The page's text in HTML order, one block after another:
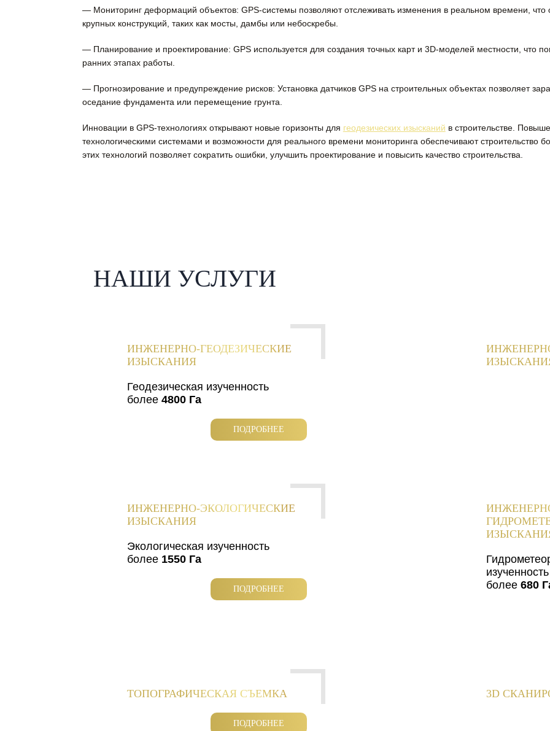
— Мониторинг деформаций объектов: GPS-системы позволяют отслеживать изменения в реальном времени, что
крупных конструкций, таких как мосты, дамбы или небоскребы.
— Планирование и проектирование: GPS используется для создания точных карт и 3D-моделей местности, что
ранних этапах работы.
— Прогнозирование и предупреждение рисков: Установка датчиков GPS на строительных объектах позволяет
оседание фундамента или перемещение грунта.
Инновации в GPS-технологиях открывают новые горизонты для геодезических изысканий в строительстве.
технологическими системами и возможности для реального времени мониторинга обеспечивают
этих технологий позволяет сократить ошибки, улучшить проектирование и повысить качество строительства.
НАШИ УСЛУГИ
ИНЖЕНЕРНО-ГЕОДЕЗИЧЕСКИЕ
ИЗЫСКАНИЯ
Геодезическая изученность
более 4800 Га
ПОДРОБНЕЕ
ИНЖЕНЕРНО-ЭКОЛОГИЧЕСКИЕ
ИЗЫСКАНИЯ
Экологическая изученность
более 1550 Га
ПОДРОБНЕЕ
изученность
более 680
ТОПОГРАФИЧЕСКАЯ СЪЕМКА
ПОДРОБНЕЕ
3D